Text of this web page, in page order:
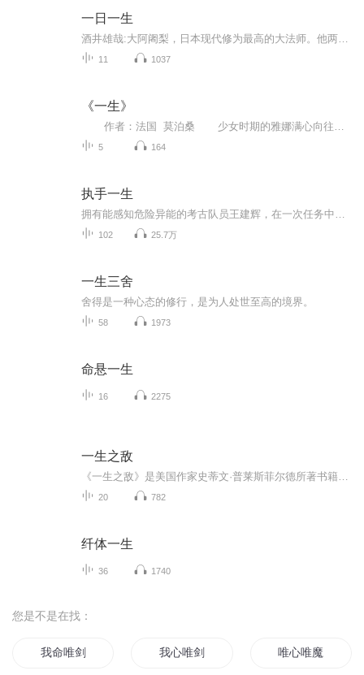
一日一生
11 1037
《一生》
5 164
执手一生
102 25.7万
一生三舍
舍得是一种心态的修行，是为人处世至高的境界。
58 1973
命悬一生
16 2275
一生之敌
20 782
纤体一生
36 1740
您是不是在找：
我命唯剑 我心唯剑 唯心唯魔